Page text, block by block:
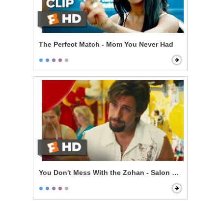
The Perfect Match - Mom You Never Had
You Don't Mess With the Zohan - Salon Mistakes